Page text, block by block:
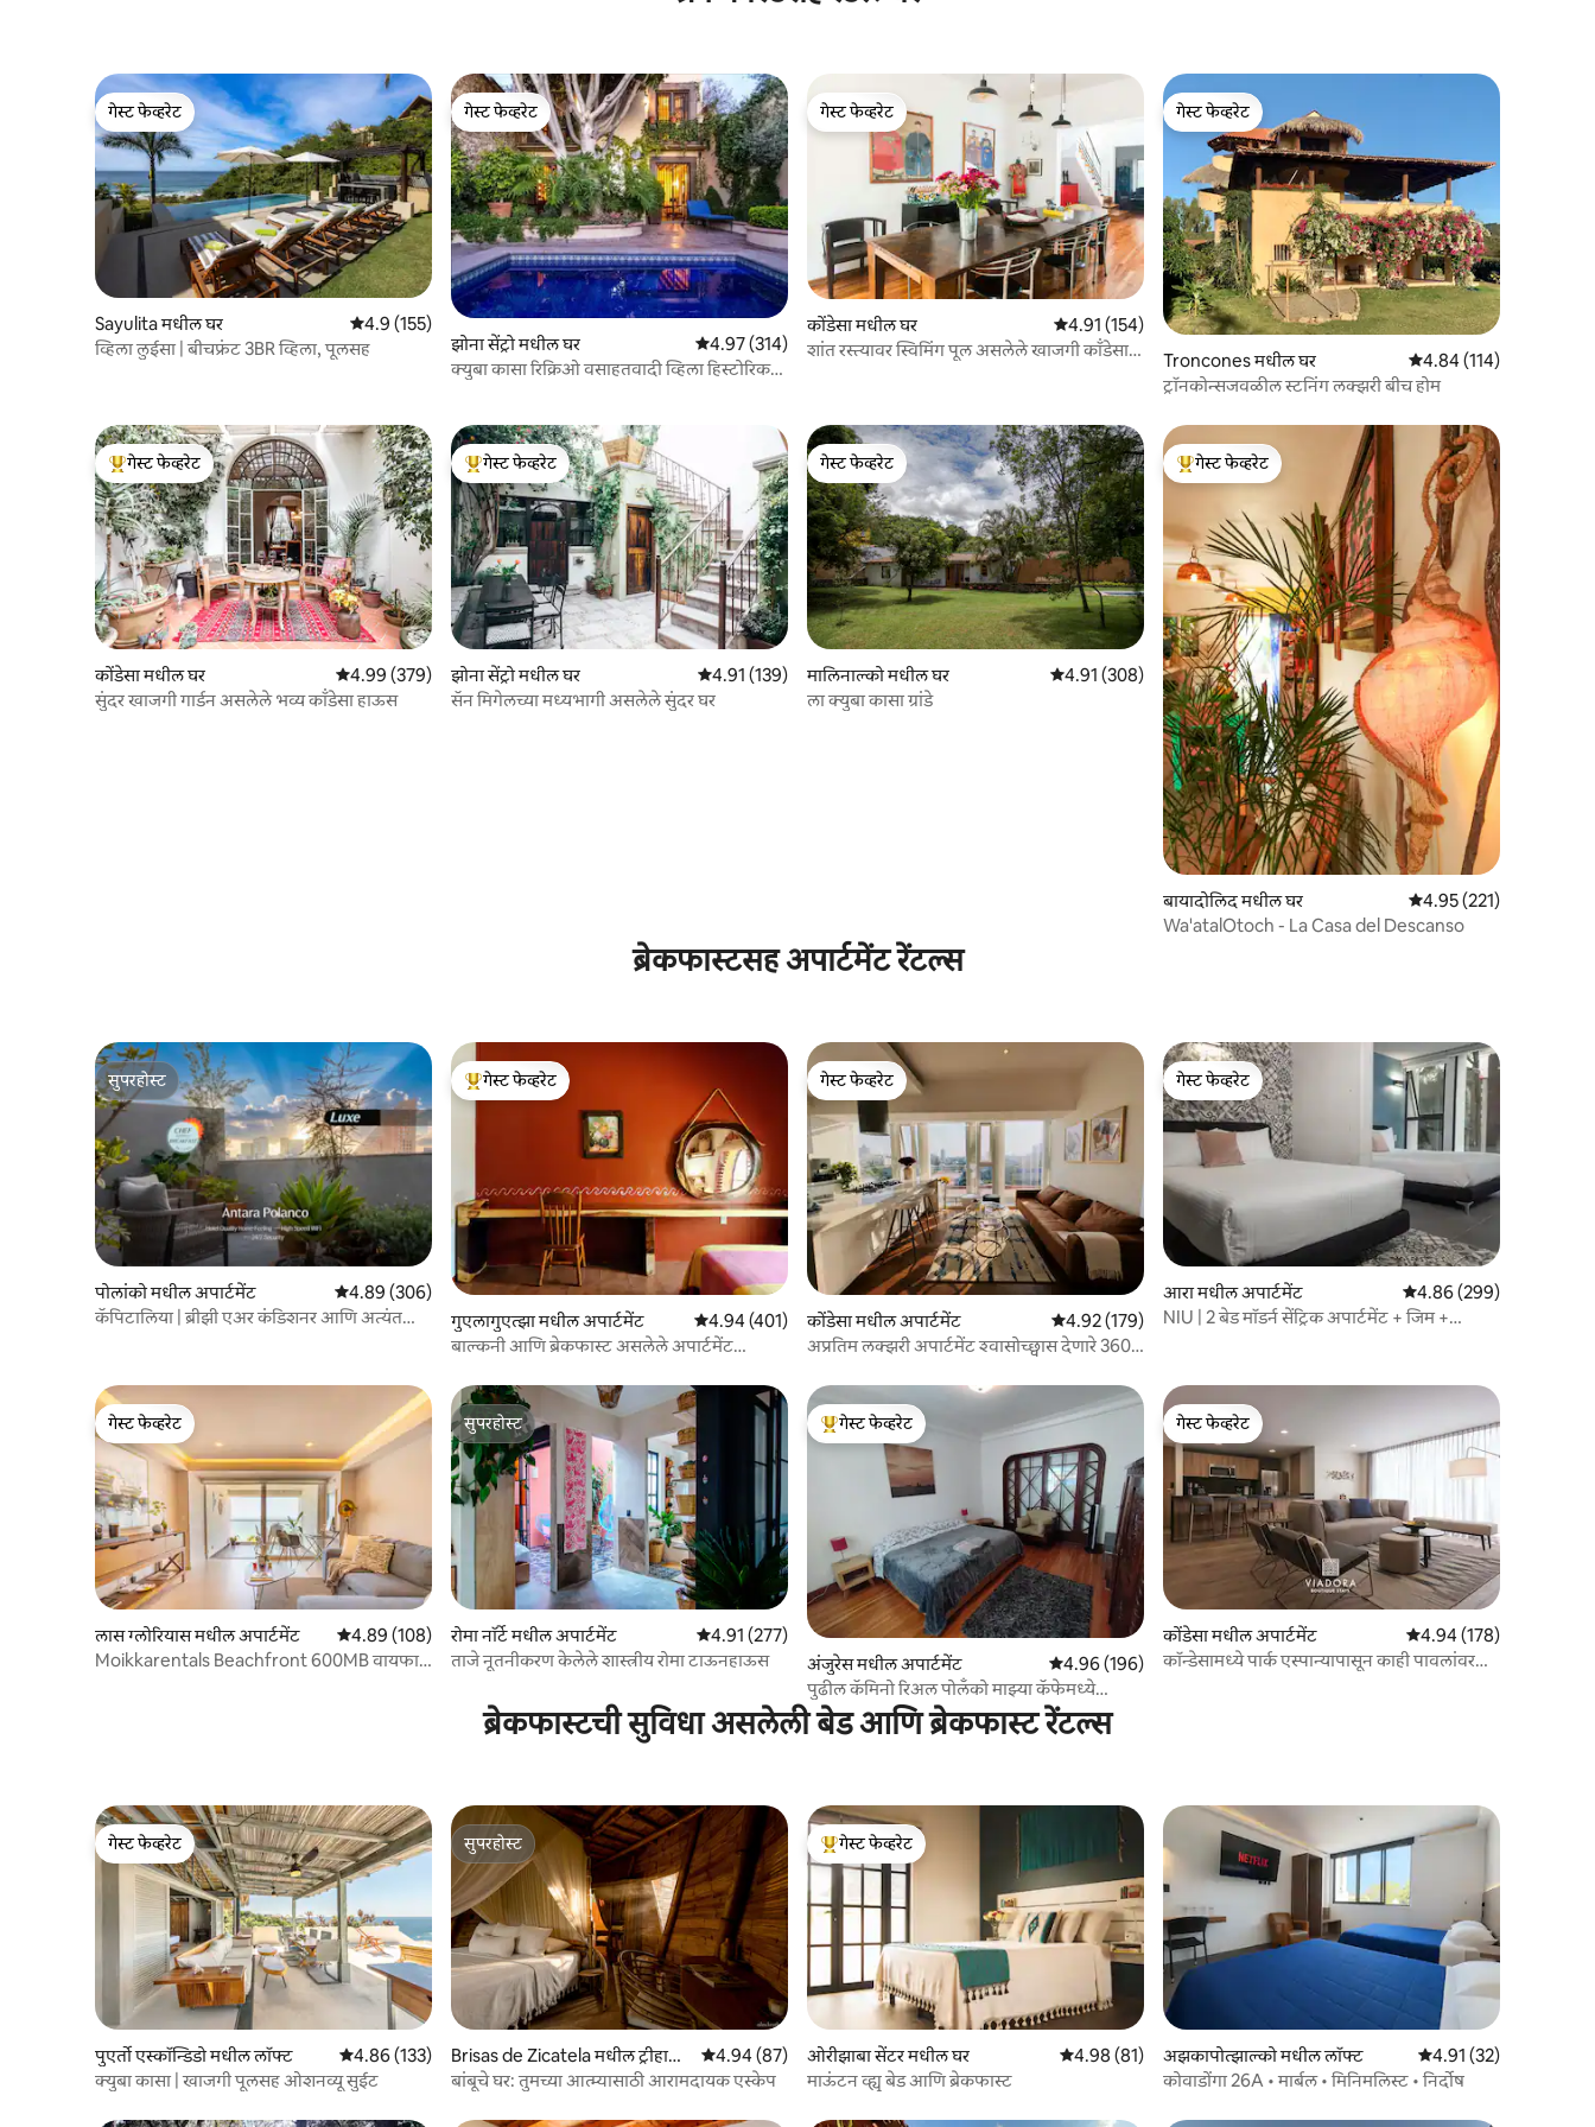
गेस्ट फेव्हरेट
गेस्ट फेव्हरेट
Sayulita मधील घर 5 पैकी 4.9 सरासरी रेटिंग, 155 रिव्ह्यूज
4.9 (155)
व्हिला लुईसा | बीचफ्रंट 3BR व्हिला, पूलसह
गेस्ट फेव्हरेट
गेस्ट फेव्हरेट
झोना सेंट्रो मधील घर 5 पैकी 4.97 सरासरी रेटिंग, 314 रिव्ह्यूज
4.97 (314)
क्युबा कासा रिक्रिओ वसाहतवादी व्हिला हिस्टोरिक
गेस्ट फेव्हरेट
गेस्ट फेव्हरेट
कोंडेसा मधील घर 5 पैकी 4.91 सरासरी रेटिंग, 154 रिव्ह्यूज
4.91 (154)
शांत रस्त्यावर स्विमिंग पूल असलेले खाजगी कॉंडेसा
गेस्ट फेव्हरेट
गेस्ट फेव्हरेट
Troncones मधील घर 5 पैकी 4.84 सरासरी रेटिंग,
4.84 (114)
ट्रॉनकोन्सजवळील स्टनिंग लक्झरी बीच होम
टॉप गेस्ट फेव्हरेट
गेस्ट फेव्हरेट
कोंडेसा मधील घर 5 पैकी 4.99 सरासरी रेटिंग, 379 रिव्ह्यूज
4.99 (379)
सुंदर खाजगी गार्डन असलेले भव्य कॉंडेसा हाऊस
टॉप गेस्ट फेव्हरेट
गेस्ट फेव्हरेट
झोना सेंट्रो मधील घर 5 पैकी 4.91 सरासरी रेटिंग, 139 रिव्ह्यूज
4.91 (139)
सॅन मिगेलच्या मध्यभागी असलेले सुंदर घर
गेस्ट फेव्हरेट
गेस्ट फेव्हरेट
मालिनाल्को मधील घर 5 पैकी 4.91 सरासरी रेटिंग, 308 रिव्ह्यूज
4.91 (308)
ला क्युबा कासा ग्रांडे
टॉप गेस्ट फेव्हरेट
गेस्ट फेव्हरेट
बायादोलिद मधील घर 5 पैकी 4.95 सरासरी रेटिंग,
4.95 (221)
Wa'atalOtoch - La Casa del Descanso
ब्रेकफास्टसह अपार्टमेंट रेंटल्स
सुपरहोस्ट
सुपरहोस्ट
पोलांको मधील अपार्टमेंट 5 पैकी 4.89 सरासरी रेटिंग, 306 रिव्ह्यूज
4.89 (306)
कॅपिटालिया | ब्रीझी एअर कंडिशनर आणि अत्यंत
टॉप गेस्ट फेव्हरेट
गेस्ट फेव्हरेट
गुएलागुएत्झा मधील अपार्टमेंट 5 पैकी 4.94 सरासरी रेटिंग, 401 रिव्ह्यूज
4.94 (401)
बाल्कनी आणि ब्रेकफास्ट असलेले अपार्टमेंट
गेस्ट फेव्हरेट
गेस्ट फेव्हरेट
कोंडेसा मधील अपार्टमेंट 5 पैकी 4.92 सरासरी रेटिंग, 179 रिव्ह्यूज
4.92 (179)
अप्रतिम लक्झरी अपार्टमेंट श्वासोच्छ्वास देणारे 360
गेस्ट फेव्हरेट
गेस्ट फेव्हरेट
आरा मधील अपार्टमेंट 5 पैकी 4.86 सरासरी रेटिंग,
4.86 (299)
NIU | 2 बेड मॉडर्न सेंट्रिक अपार्टमेंट + जिम +
गेस्ट फेव्हरेट
गेस्ट फेव्हरेट
लास ग्लोरियास मधील अपार्टमेंट 5 पैकी 4.89 सरासरी रेटिंग, 108 रिव्ह्यूज
4.89 (108)
Moikkarentals Beachfront 600MB वायफाय
सुपरहोस्ट
सुपरहोस्ट
रोमा नॉर्टे मधील अपार्टमेंट 5 पैकी 4.91 सरासरी रेटिंग, 277 रिव्ह्यूज
4.91 (277)
ताजे नूतनीकरण केलेले शास्त्रीय रोमा टाऊनहाऊस
टॉप गेस्ट फेव्हरेट
गेस्ट फेव्हरेट
अंजुरेस मधील अपार्टमेंट 5 पैकी 4.96 सरासरी रेटिंग, 196 रिव्ह्यूज
4.96 (196)
पुढील कॅमिनो रिअल पोलँको माझ्या कॅफेमध्ये
विनामूल्य ब्रेकफास्ट
गेस्ट फेव्हरेट
गेस्ट फेव्हरेट
कोंडेसा मधील अपार्टमेंट 5 पैकी 4.94 सरासरी रेटिंग,
4.94 (178)
कॉन्डेसामध्ये पार्क एस्पान्यापासून काही पावलांवर
ब्रेकफास्टची सुविधा असलेली बेड आणि ब्रेकफास्ट रेंटल्स
गेस्ट फेव्हरेट
गेस्ट फेव्हरेट
पुएर्तो एस्कॉन्डिडो मधील लॉफ्ट 5 पैकी 4.86 सरासरी रेटिंग, 133 रिव्ह्यूज
4.86 (133)
क्युबा कासा | खाजगी पूलसह ओशनव्यू सुईट
सुपरहोस्ट
सुपरहोस्ट
Brisas de Zicatela मधील ट्रीहाऊ
स
5 पैकी 4.94 सरासरी रेटिंग, 87 रिव्ह्यूज
4.94 (87)
बांबूचे घर: तुमच्या आत्म्यासाठी आरामदायक एस्केप
टॉप गेस्ट फेव्हरेट
गेस्ट फेव्हरेट
ओरीझाबा सेंटर मधील घर 5 पैकी 4.98 सरासरी रेटिंग, 81 रिव्ह्यूज
4.98 (81)
माऊंटन व्ह्यू बेड आणि ब्रेकफास्ट
अझकापोत्झाल्को मधील लॉफ्ट 5 पैकी 4.91 सरासरी रेटिंग,
4.91 (32)
कोवाडोंगा 26A • मार्बल • मिनिमलिस्ट • निर्दोष